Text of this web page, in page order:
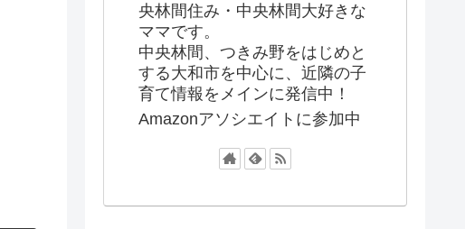
央林間住み・中央林間大好きな
ママです。
中央林間、つきみ野をはじめと
する大和市を中心に、近隣の子
育て情報をメインに発信中！
Amazonアソシエイトに参加中